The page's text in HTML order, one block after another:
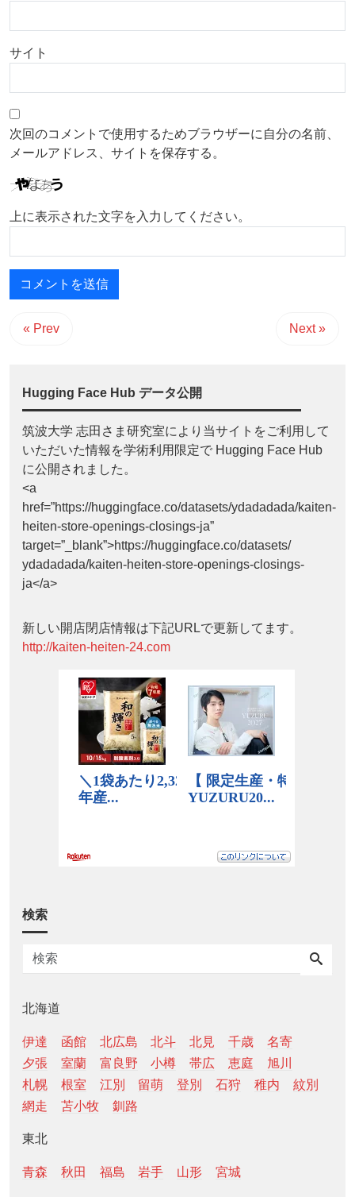
サイト
次回のコメントで使用するためブラウザーに自分の名前、
メールアドレス、サイトを保存する。
上に表示された文字を入力してください。
« Prev Next »
Hugging Face Hub データ公開
筑波大学 志田さま研究室により当サイトをご利用して
いただいた情報を学術利用限定で Hugging Face Hub
に公開されました。
<a
href=”https://huggingface.co/datasets/ydadadada/kaiten-
heiten-store-openings-closings-ja”
target=”_blank”>https://huggingface.co/datasets/
ydadadada/kaiten-heiten-store-openings-closings-
ja</a>
新しい開店閉店情報は下記URLで更新してます。
http://kaiten-heiten-24.com
検索
北海道
伊達 函館 北広島 北斗 北見 千歳
名寄
夕張
室蘭 富良野 小樽 帯広 恵庭
旭川
札幌
根室 江別 留萌 登別 石狩 稚内
紋別
網走
苫小牧 釧路
東北
青森 秋田 福島 岩手 山形 宮城